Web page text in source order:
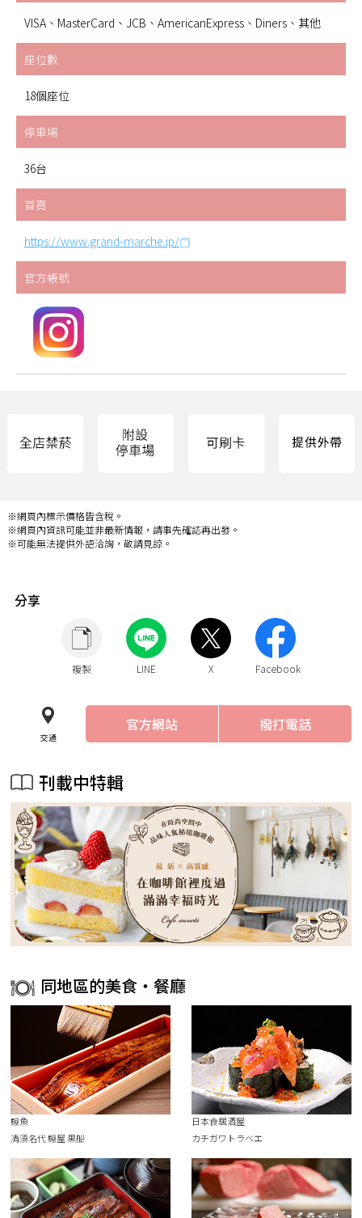
VISA、MasterCard、JCB、AmericanExpress、Diners、其他
座位數
18個座位
停車場
36台
首頁
https://www.grand-marche.jp/
官方帳號
※網頁內標示價格皆含稅。
※網頁內資訊可能並非最新情報，請事先確認再出發。
※可能無法提供外語洽詢，敬請見諒。
分享
複製 LINE X Facebook
交通
官方網站 撥打電話
刊載中特輯
同地區的美食・餐廳
鰻魚
清須名代 鰻屋 黒船
日本食居酒屋
カチガワトラベエ